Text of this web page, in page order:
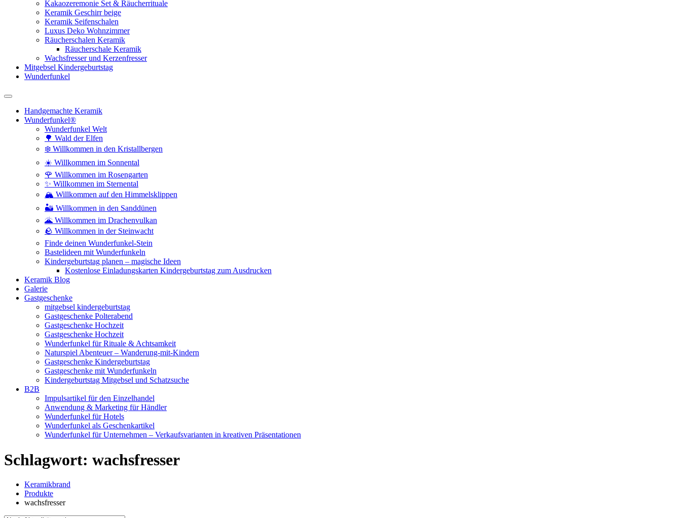
Kakaozeremonie Set & Räucherrituale
Keramik Geschirr beige
Keramik Seifenschalen
Luxus Deko Wohnzimmer
Räucherschalen Keramik
Räucherschale Keramik
Wachsfresser und Kerzenfresser
Mitgebsel Kindergeburtstag
Wunderfunkel
Handgemachte Keramik
Wunderfunkel®
Wunderfunkel Welt
🌳 Wald der Elfen
❄️ Willkommen in den Kristallbergen
☀️ Willkommen im Sonnental
🌹 Willkommen im Rosengarten
✨ Willkommen im Sternental
🏔️ Willkommen auf den Himmelsklippen
🏜️ Willkommen in den Sanddünen
🌋 Willkommen im Drachenvulkan
🪨 Willkommen in der Steinwacht
Finde deinen Wunderfunkel-Stein
Bastelideen mit Wunderfunkeln
Kindergeburtstag planen – magische Ideen
Kostenlose Einladungskarten Kindergeburtstag zum Ausdrucken
Keramik Blog
Galerie
Gastgeschenke
mitgebsel kindergeburtstag
Gastgeschenke Polterabend
Gastgeschenke Hochzeit
Gastgeschenke Hochzeit
Wunderfunkel für Rituale & Achtsamkeit
Naturspiel Abenteuer – Wanderung-mit-Kindern
Gastgeschenke Kindergeburtstag
Gastgeschenke mit Wunderfunkeln
Kindergeburtstag Mitgebsel und Schatzsuche
B2B
Impulsartikel für den Einzelhandel
Anwendung & Marketing für Händler
Wunderfunkel für Hotels
Wunderfunkel als Geschenkartikel
Wunderfunkel für Unternehmen – Verkaufsvarianten in kreativen Präsentationen
Schlagwort: wachsfresser
Keramikbrand
Produkte
wachsfresser